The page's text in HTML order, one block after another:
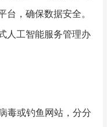
，确保数据安全。
人工智能服务管理办
毒或钓鱼网站，分分